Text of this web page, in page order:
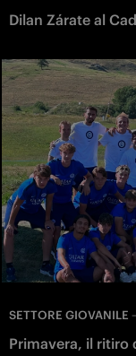
Dilan Zárate al
SETTORE GIOVANILE
Primavera, il ritiro